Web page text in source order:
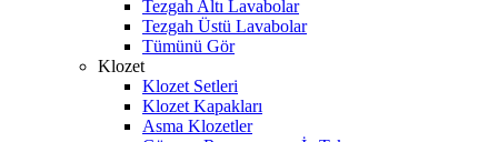
Tezgah Altı Lavabolar
Tezgah Üstü Lavabolar
Tümünü Gör
Klozet
Klozet Setleri
Klozet Kapakları
Asma Klozetler